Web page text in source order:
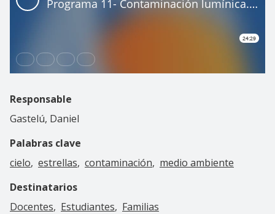
Responsable
Gastelú, Daniel
Palabras clave
cielo estrellas contaminación
medio ambiente
Destinatarios
Docentes
Estudiantes
Familias